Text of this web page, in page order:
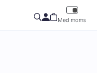
Med moms